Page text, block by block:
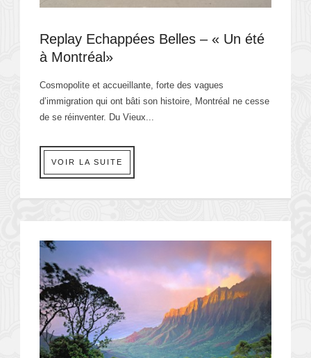
Replay Echappées Belles – « Un été
à Montréal»
Cosmopolite et accueillante, forte des vagues
d’immigration qui ont bâti son histoire, Montréal ne cesse
de se réinventer. Du Vieux...
VOIR LA SUITE